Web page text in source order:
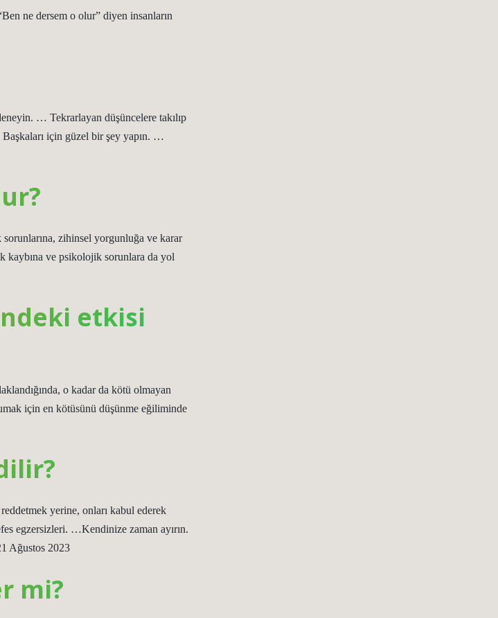
ne dersem o olur” diyen insanların
… Tekrarlayan düşüncelere takılıp
için güzel bir şey yapın. …
zihinsel yorgunluğa ve karar
kaybına ve psikolojik sorunlara da yol
etkisi
o kadar da kötü olmayan
için en kötüsünü düşünme eğiliminde
yerine, onları kabul ederek
egzersizleri. …Kendinize zaman ayırın.
Ağustos 2023
mi?